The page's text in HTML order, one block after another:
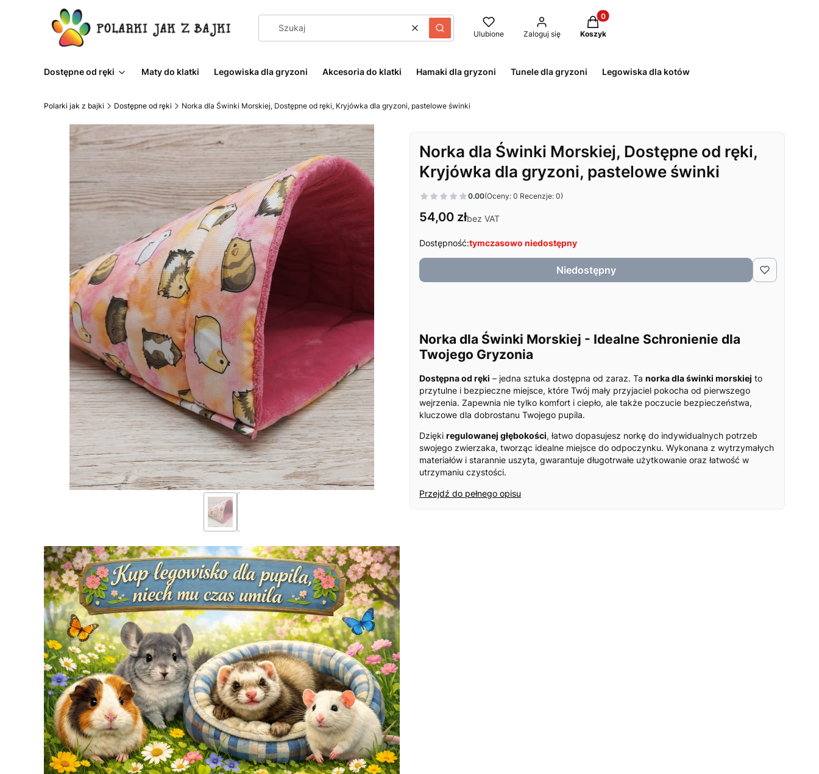
WyczyśćSzukaj Ulubione Zaloguj się
Produkty w koszyku: 0. Zobacz szczegóły
Koszyk
Dostępne od ręki Maty do klatki Legowiska dla gryzoni Akcesoria do klatki Hamaki dla gryzoni Tunele dla gryzoni Legowiska dla kotów
Polarki jak z bajki Dostępne od ręki Norka dla Świnki Morskiej, Dostępne od ręki, Kryjówka dla gryzoni, pastelowe świnki
Norka dla Świnki Morskiej, Dostępne od ręki,
Kryjówka dla gryzoni, pastelowe świnki
0.00(Oceny: 0 Recenzje: 0)
Cena
54,00 złbez VAT
Dostępność:tymczasowo niedostępny
Niedostępny
Norka dla Świnki Morskiej - Idealne Schronienie dla
Twojego Gryzonia
Dostępna od ręki – jedna sztuka dostępna od zaraz. Ta norka dla świnki morskiej to
przytulne i bezpieczne miejsce, które Twój mały przyjaciel pokocha od pierwszego
wejrzenia. Zapewnia nie tylko komfort i ciepło, ale także poczucie bezpieczeństwa,
kluczowe dla dobrostanu Twojego pupila.
Dzięki regulowanej głębokości, łatwo dopasujesz norkę do indywidualnych potrzeb
swojego zwierzaka, tworząc idealne miejsce do odpoczynku. Wykonana z wytrzymałych
materiałów i starannie uszyta, gwarantuje długotrwałe użytkowanie oraz łatwość w
utrzymaniu czystości.
Przejdź do pełnego opisu